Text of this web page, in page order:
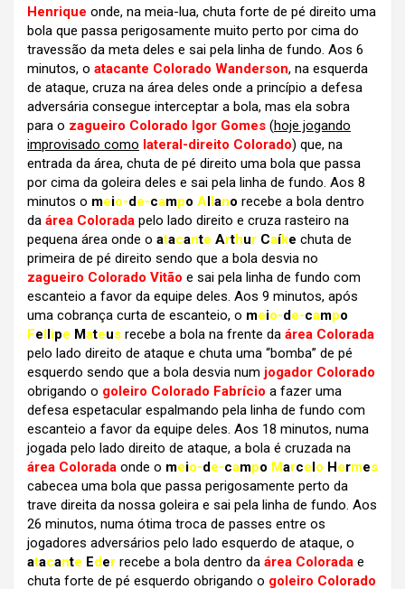
Henrique onde, na meia-lua, chuta forte de pé direito uma
bola que passa perigosamente muito perto por cima do
travessão da meta deles e sai pela linha de fundo. Aos 6
minutos, o atacante Colorado Wanderson, na esquerda
de ataque, cruza na área deles onde a princípio a defesa
adversária consegue interceptar a bola, mas ela sobra
para o zagueiro Colorado Igor Gomes (hoje jogando
improvisado como lateral-direito Colorado) que, na
entrada da área, chuta de pé direito uma bola que passa
por cima da goleira deles e sai pela linha de fundo. Aos 8
minutos o meio-de-campo Allano recebe a bola dentro
da área Colorada pelo lado direito e cruza rasteiro na
pequena área onde o atacante Arthur Caíke chuta de
primeira de pé direito sendo que a bola desvia no
zagueiro Colorado Vitão e sai pela linha de fundo com
escanteio a favor da equipe deles. Aos 9 minutos, após
uma cobrança curta de escanteio, o meio-de-campo
Fellipe Mateus recebe a bola na frente da área Colorada
pelo lado direito de ataque e chuta uma “bomba” de pé
esquerdo sendo que a bola desvia num jogador Colorado
obrigando o goleiro Colorado Fabrício a fazer uma
defesa espetacular espalmando pela linha de fundo com
escanteio a favor da equipe deles. Aos 18 minutos, numa
jogada pelo lado direito de ataque, a bola é cruzada na
área Colorada onde o meio-de-campo Marcelo Hermes
cabecea uma bola que passa perigosamente perto da
trave direita da nossa goleira e sai pela linha de fundo. Aos
26 minutos, numa ótima troca de passes entre os
jogadores adversários pelo lado esquerdo de ataque, o
atacante Eder recebe a bola dentro da área Colorada e
chuta forte de pé esquerdo obrigando o goleiro Colorado